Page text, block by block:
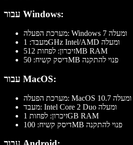
עבור Windows:
מערכת הפעלה: Windows 7 ומעלה
מעבד: 1GHz Intel/AMD ומעלה
זיכרון: לפחות 512MB RAM
דיסק קשיח: 50MB פנוי להתקנה
עבור MacOS:
מערכת הפעלה: MacOS 10.7 ומעלה
מעבד: Intel Core 2 Duo ומעלה
זיכרון: לפחות 1GB RAM
דיסק קשיח: 100MB פנוי להתקנה